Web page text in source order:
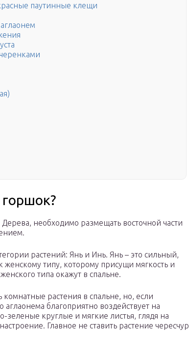
паутинные клещи
необходимо размещать восточной части
растений: Янь и Инь. Янь – это сильный,
женскому типу, которому присущи мягкость и
типа окажут в спальне.
комнатные растения в спальне, но, если
благоприятно воздействует на
зеленые круглые и мягкие листья, глядя на
Главное не ставить растение чересчур